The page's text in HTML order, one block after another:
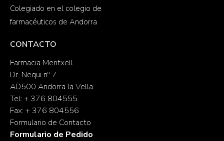
Colegiado en el colegio de
farmacéuticos de Andorra
CONTACTO
Farmacia Meritxell
Dr. Nequi nº 7
AD500 Andorra la Vella
Tel: + 376 804555
Fax: + 376 804556
Formulario de Contacto
Formulario de Pedido